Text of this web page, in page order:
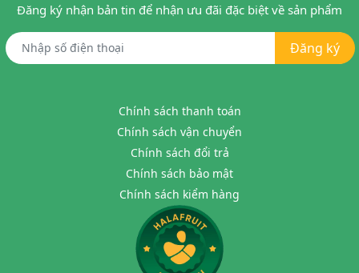
Đăng ký nhận bản tin để nhận ưu đãi đặc biệt về sản phẩm
Đăng ký
Chính sách thanh toán
Chính sách vận chuyển
Chính sách đổi trả
Chính sách bảo mật
Chính sách kiểm hàng